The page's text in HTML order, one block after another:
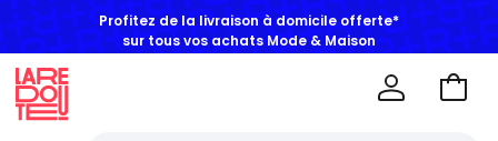
BONS PLANS | Jusqu'à -50% dès 2 articles*
Aller